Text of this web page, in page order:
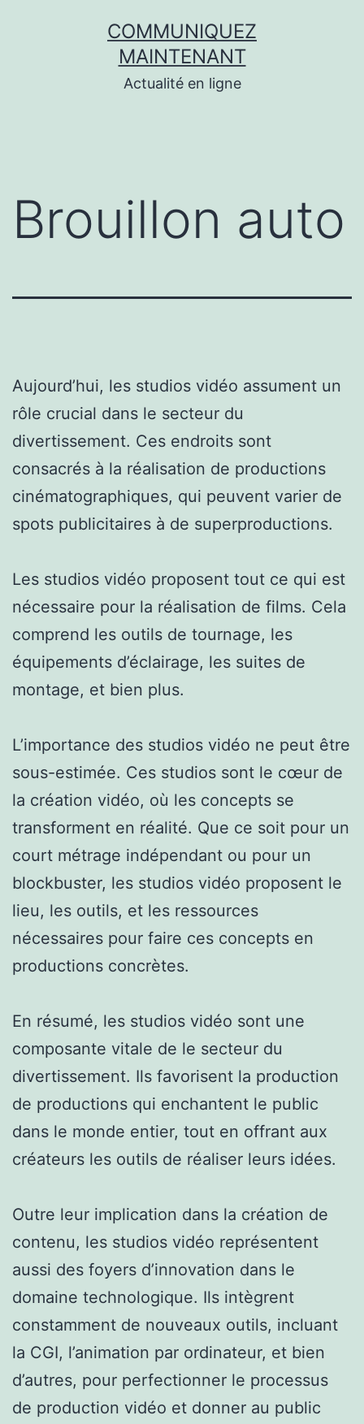
COMMUNIQUEZ
MAINTENANT
Actualité en ligne
Brouillon auto
Aujourd’hui, les studios vidéo assument un
rôle crucial dans le secteur du
divertissement. Ces endroits sont
consacrés à la réalisation de productions
cinématographiques, qui peuvent varier de
spots publicitaires à de superproductions.
Les studios vidéo proposent tout ce qui est
nécessaire pour la réalisation de films. Cela
comprend les outils de tournage, les
équipements d’éclairage, les suites de
montage, et bien plus.
L’importance des studios vidéo ne peut être
sous-estimée. Ces studios sont le cœur de
la création vidéo, où les concepts se
transforment en réalité. Que ce soit pour un
court métrage indépendant ou pour un
blockbuster, les studios vidéo proposent le
lieu, les outils, et les ressources
nécessaires pour faire ces concepts en
productions concrètes.
En résumé, les studios vidéo sont une
composante vitale de le secteur du
divertissement. Ils favorisent la production
de productions qui enchantent le public
dans le monde entier, tout en offrant aux
créateurs les outils de réaliser leurs idées.
Outre leur implication dans la création de
contenu, les studios vidéo représentent
aussi des foyers d’innovation dans le
domaine technologique. Ils intègrent
constamment de nouveaux outils, incluant
la CGI, l’animation par ordinateur, et bien
d’autres, pour perfectionner le processus
de production vidéo et donner au public